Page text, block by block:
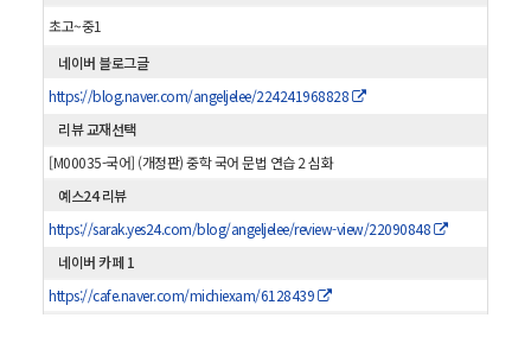
초고~중1
네이버 블로그글
https://blog.naver.com/angeljelee/224241968828
리뷰 교재선택
[M00035-국어] (개정판) 중학 국어 문법 연습 2 심화
예스24 리뷰
https://sarak.yes24.com/blog/angeljelee/review-view/22090848
네이버 카페 1
https://cafe.naver.com/michiexam/6128439